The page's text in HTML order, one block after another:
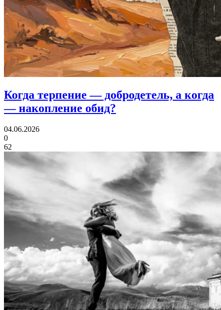
Когда терпение — добродетель, а когда
— накопление обид?
04.06.2026
0
62